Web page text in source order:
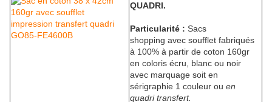
QUADRI.
Particularité : Sacs
shopping avec soufflet fabriqués
à 100% à partir de coton 160gr
en coloris écru, blanc ou noir
avec marquage soit en
sérigraphie 1 couleur ou en
quadri transfert.